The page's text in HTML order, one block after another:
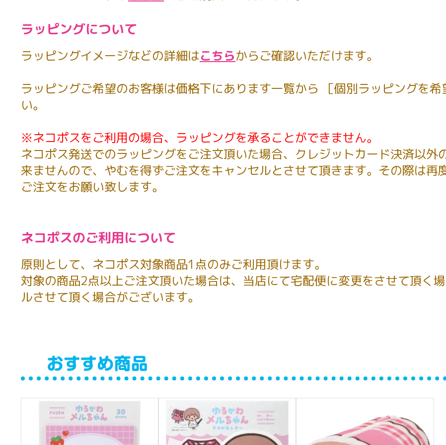
ラッピングについて
ラッピングイメージなどの詳細はこちらからご確認いただけます。
ラッピングご希望のお客様は価格下にあります一覧から ［個別ラッピングを
い。
※ネコポスをご利用の場合、ラッピングを承ることができません。
ネコポス発送でのラッピングをご注文頂いた場合、クレジットカード決済以外
来ませんので、やむを得ずご注文をキャンセルとさせて頂きます。その際は再
ご注文をお願い致します。
ネコポスのご利用について
原則として、ネコポス対象商品1点のみご利用頂けます。
対象の商品2点以上ご注文頂いた場合は、当店にて宅配便に変更をさせて頂く
ルさせて頂く場合がございます。